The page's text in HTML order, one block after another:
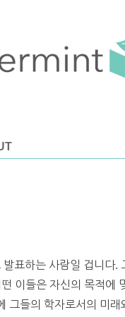
표하는 사람일 겁니다.
이들은 자신의 목적에
들의 학자로서의 미